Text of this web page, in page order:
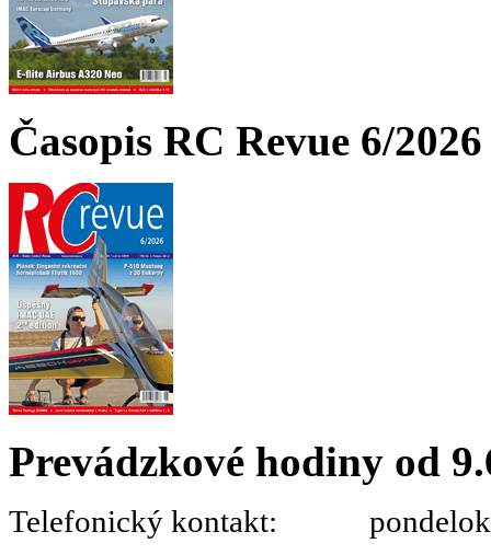
Časopis RC Revue 6/
Prevádzkové hodiny od
Telefonický kontakt: